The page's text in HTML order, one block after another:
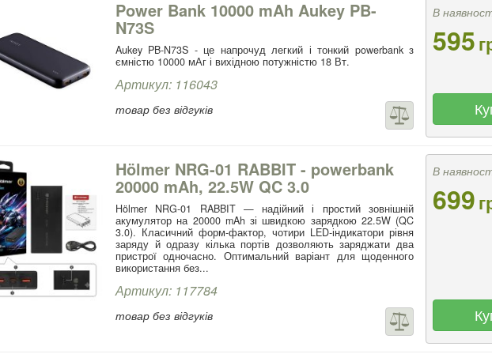
Power Bank 10000 mAh Aukey PB-
N73S
Aukey PB-N73S - це напрочуд легкий і тонкий powerbank з
ємністю 10000 мАг і вихідною потужністю 18 Вт.
Артикул: 116043
товар без відгуків
В
595
Hölmer NRG-01 RABBIT - powerbank
20000 mAh, 22.5W QC 3.0
Hölmer NRG-01 RABBIT — надійний і простий зовнішній
акумулятор на 20000 mAh зі швидкою зарядкою 22.5W (QC
3.0). Класичний форм-фактор, чотири LED-індикатори рівня
заряду й одразу кілька портів дозволяють заряджати два
пристрої одночасно. Оптимальний варіант для щоденного
використання без...
Артикул: 117784
товар без відгуків
В
699